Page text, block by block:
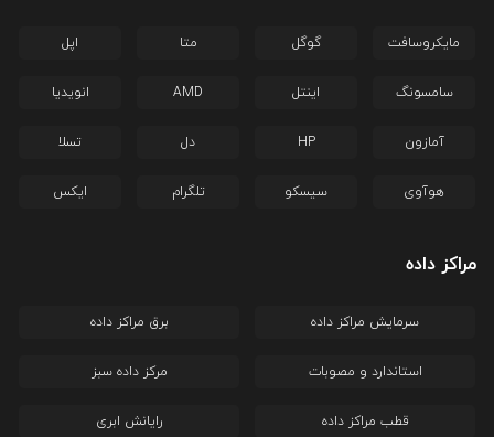
مایکروسافت گوگل متا اپل
سامسونگ اینتل AMD انویدیا
آمازون HP دل تسلا
هوآوی سیسکو تلگرام ایکس
مراکز داده
سرمایش مراکز داده برق مراکز داده
استاندارد و مصوبات مرکز داده سبز
قطب مراکز داده رایانش ابری